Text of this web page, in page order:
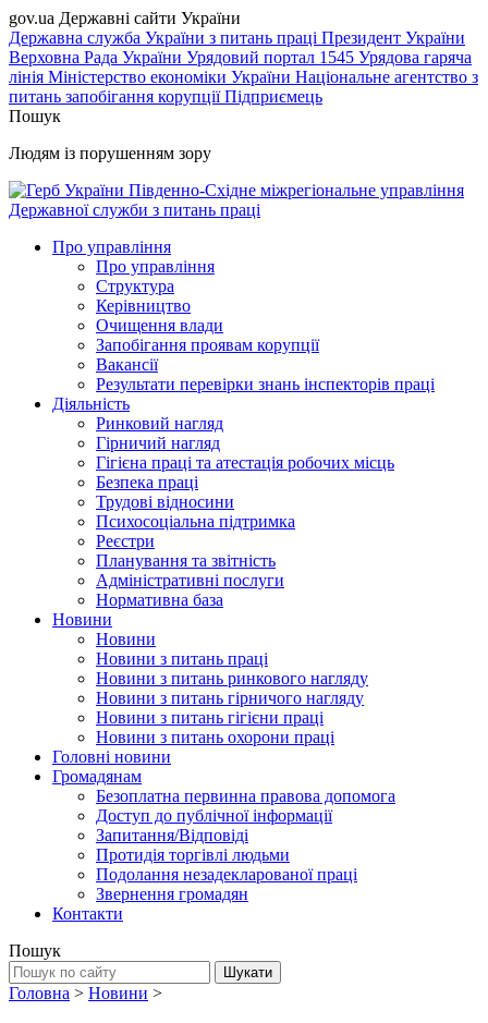
gov.ua Державні сайти України
Державна служба України з питань праці Президент України
Верховна Рада України Урядовий портал 1545 Урядова гаряча
лінія Міністерство економіки України Національне агентство з
питань запобігання корупціїПідприємець
Пошук
Людям із порушенням зору
Південно-Східне міжрегіональне управління
Державної служби з питань праці
Про управління
Про управління
Структура
Керівництво
Очищення влади
Запобігання проявам корупції
Вакансії
Результати перевірки знань інспекторів праці
Діяльність
Ринковий нагляд
Гірничий нагляд
Гігієна праці та атестація робочих місць
Безпека праці
Трудові відносини
Психосоціальна підтримка
Реєстри
Планування та звітність
Адміністративні послуги
Нормативна база
Новини
Новини
Новини з питань праці
Новини з питань ринкового нагляду
Новини з питань гірничого нагляду
Новини з питань гігієни праці
Новини з питань охорони праці
Головні новини
Громадянам
Безоплатна первинна правова допомога
Доступ до публічної інформації
Запитання/Відповіді
Протидія торгівлі людьми
Подолання незадекларованої праці
Звернення громадян
Контакти
Пошук
Головна > Новини >